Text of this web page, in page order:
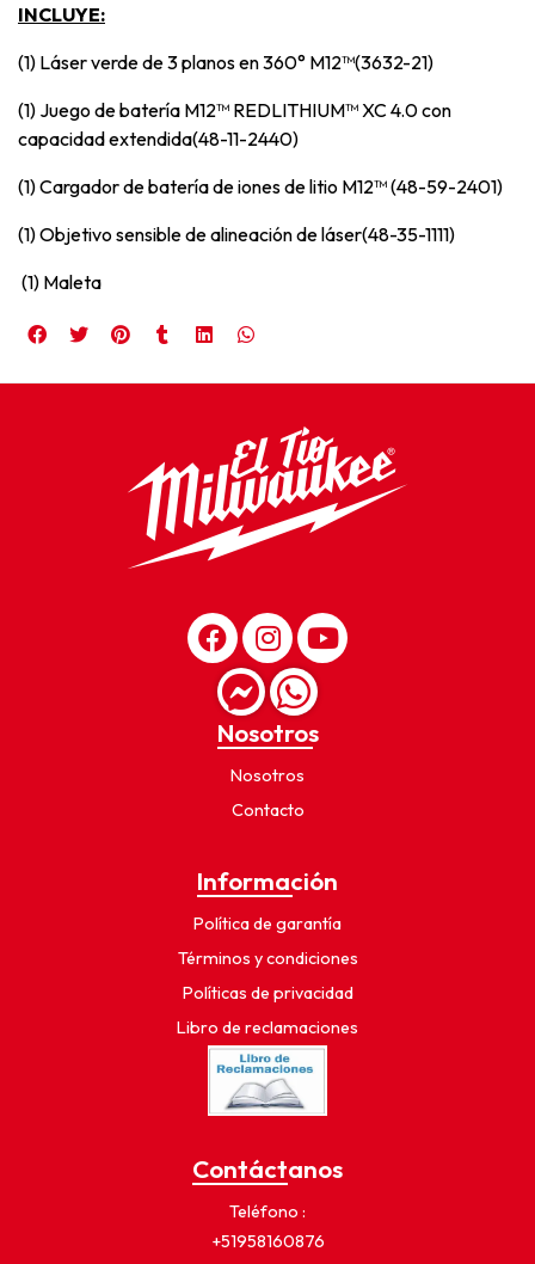
INCLUYE:
(1) Láser verde de 3 planos en 360° M12™(3632-21)
(1) Juego de batería M12™ REDLITHIUM™ XC 4.0 con
capacidad extendida(48-11-2440)
(1) Cargador de batería de iones de litio M12™ (48-59-2401)
(1) Objetivo sensible de alineación de láser(48-35-1111)
(1) Maleta
Nosotros
Nosotros
Contacto
Información
Política de garantía
Términos y condiciones
Políticas de privacidad
Libro de reclamaciones
Contáctanos
Teléfono
+51958160876